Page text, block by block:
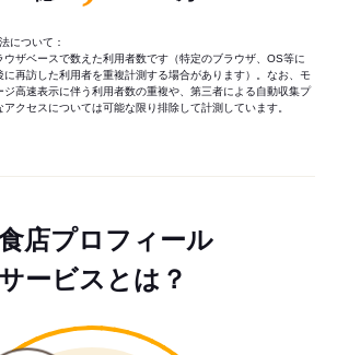
について：
ザベースで数えた利用者数です（特定のブラウザ、OS等に
に再訪した利用者を重複計測する場合があります）。なお、モ
ジ高速表示に伴う利用者数の重複や、第三者による自動収集プ
クセスについては可能な限り排除して計測しています。
店プロフィール
サービスとは？